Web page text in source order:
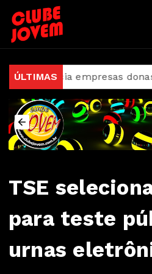
ÚLTIMAS
empresas donas de
TSE
para teste
urnas